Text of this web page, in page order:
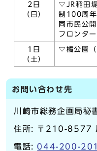
2日
（日）
▽JR稲田
制100周
同市民公
フロンタ
1日
（土）
▽橘公園
お問い合わせ先
川崎市総務企画局秘
住所: 〒210-8577
電話: 044-200-